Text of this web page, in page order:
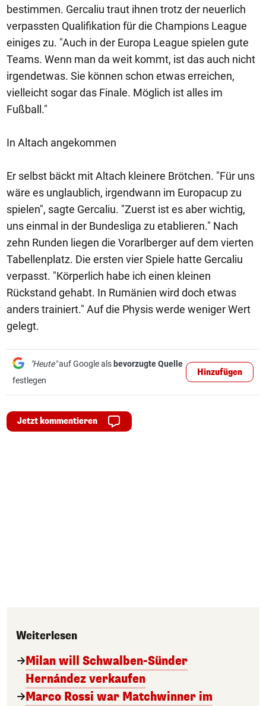
bestimmen. Gercaliu traut ihnen trotz der neuerlich
verpassten Qualifikation für die Champions League
einiges zu. "Auch in der Europa League spielen gute
Teams. Wenn man da weit kommt, ist das auch nicht
irgendetwas. Sie können schon etwas erreichen,
vielleicht sogar das Finale. Möglich ist alles im
Fußball."
In Altach angekommen
Er selbst bäckt mit Altach kleinere Brötchen. "Für uns
wäre es unglaublich, irgendwann im Europacup zu
spielen", sagte Gercaliu. "Zuerst ist es aber wichtig,
uns einmal in der Bundesliga zu etablieren." Nach
zehn Runden liegen die Vorarlberger auf dem vierten
Tabellenplatz. Die ersten vier Spiele hatte Gercaliu
verpasst. "Körperlich habe ich einen kleinen
Rückstand gehabt. In Rumänien wird doch etwas
anders trainiert." Auf die Physis werde weniger Wert
gelegt.
"Heute"auf Google als bevorzugte Quelle
festlegen
Hinzufügen
Jetzt kommentieren
Weiterlesen
Milan will Schwalben-Sünder
Hernández verkaufen
Marco Rossi war Matchwinner im